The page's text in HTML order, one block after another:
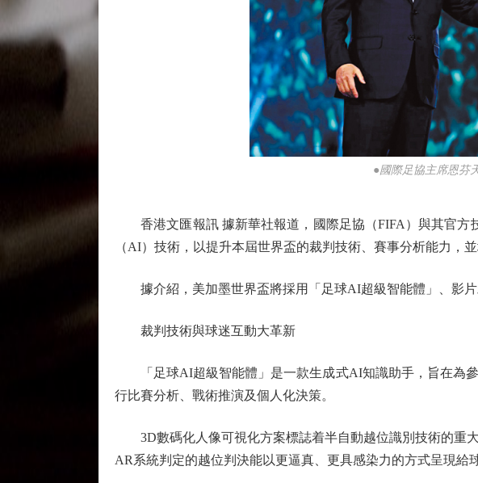
●國際足協主席恩芬
香港文匯報訊 據新華社報道，國際足協（FIFA）與其官方
（AI）技術，以提升本屆世界盃的裁判技術、賽事分析能力，
據介紹，美加墨世界盃將採用「足球AI超級智能體」、影片
裁判技術與球迷互動大革新
「足球AI超級智能體」是一款生成式AI知識助手，旨在為參
行比賽分析、戰術推演及個人化決策。
3D數碼化人像可視化方案標誌着半自動越位識別技術的重
AR系統判定的越位判決能以更逼真、更具感染力的方式呈現給